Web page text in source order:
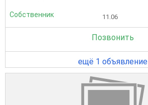
Собственник 11.06
Позвонить
ещё 1 объявление